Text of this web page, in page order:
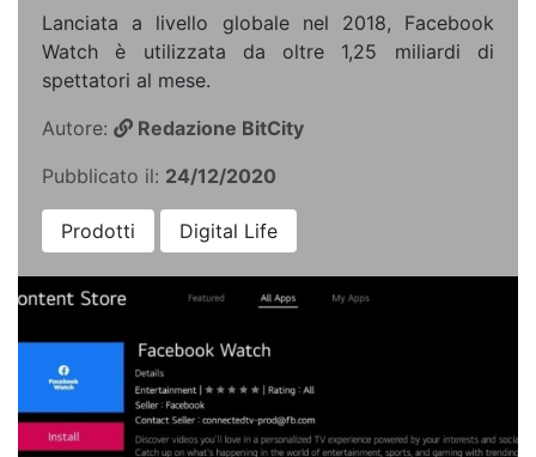
Lanciata a livello globale nel 2018, Facebook
Watch è utilizzata da oltre 1,25 miliardi di
spettatori al mese.
Autore:
Redazione BitCity
Pubblicato il: 24/12/2020
Prodotti Digital Life